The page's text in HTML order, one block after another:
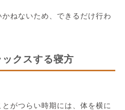
ねないため、できるだけ行わ
クスする寝方
がつらい時期には、体を横に